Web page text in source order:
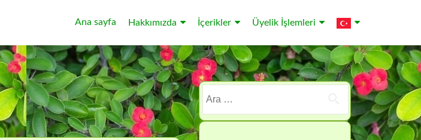
Menu
Ana sayfa Hakkımızda İçerikler Üyelik İşlemleri